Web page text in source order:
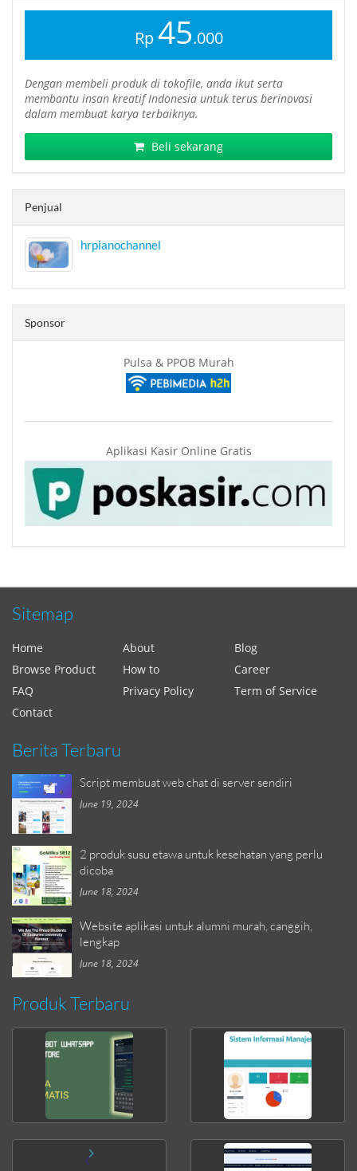
Rp45.000
Dengan membeli produk di tokofile, anda ikut serta
membantu insan kreatif Indonesia untuk terus berinovasi
dalam membuat karya terbaiknya.
Beli sekarang
Penjual
hrpianochannel
Sponsor
Pulsa & PPOB Murah
Aplikasi Kasir Online Gratis
Sitemap
Home About
Blog
Browse Product
How to
Career
FAQ
Privacy Policy
Term of Service
Contact
Berita Terbaru
Script membuat web chat di server sendiri
June 19, 2024
2 produk susu etawa untuk kesehatan yang perlu
dicoba
June 18, 2024
Website aplikasi untuk alumni murah, canggih,
lengkap
June 18, 2024
Produk Terbaru